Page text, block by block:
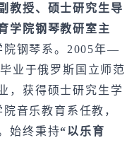
教授、硕士研究生导
学院钢琴教研室主
院钢琴系。2005年—
业于俄罗斯国立师范
，获得硕士研究生学
音乐教育系任教，
始终秉持“以乐育